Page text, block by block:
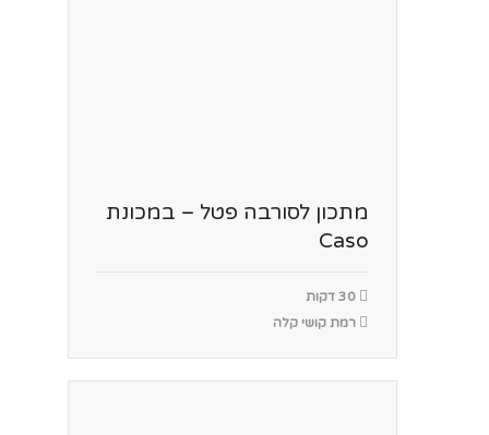
מתכון לסורבה פטל – במכונת
Caso
30 דקות
רמת קושי קלה